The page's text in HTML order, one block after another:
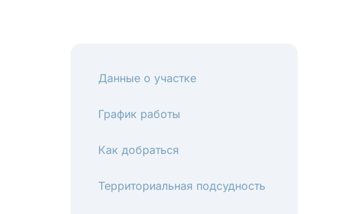
Данные о участке
График работы
Как добраться
Территориальная подсудность